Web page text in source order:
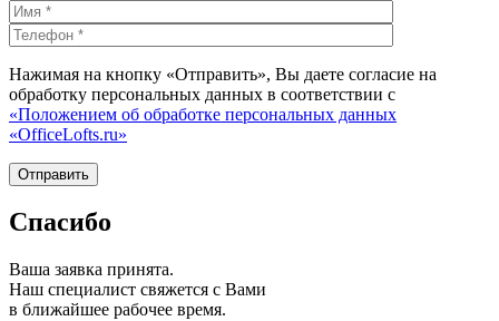
Нажимая на кнопку «Отправить», Вы даете согласие на
обработку персональных данных в соответствии с
«Положением об обработке персональных данных
«OfficeLofts.ru»
Спасибо
Ваша заявка принята.
Наш специалист свяжется с Вами
в ближайшее рабочее время.